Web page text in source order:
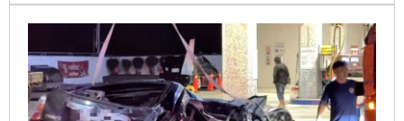
竊盜險是否到位，或進一步依照個人需求彈性附加其他
險種，才能確保行車無後顧之憂。